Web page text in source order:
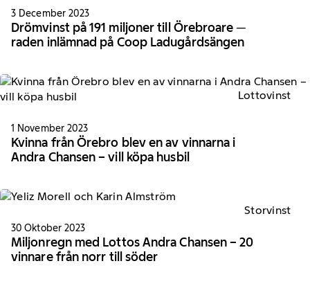
3 December 2023
Drömvinst på 191 miljoner till Örebroare ─
raden inlämnad på Coop Ladugårdsängen
Lottovinst
1 November 2023
Kvinna från Örebro blev en av vinnarna i
Andra Chansen – vill köpa husbil
Storvinst
30 Oktober 2023
Miljonregn med Lottos Andra Chansen – 20
vinnare från norr till söder